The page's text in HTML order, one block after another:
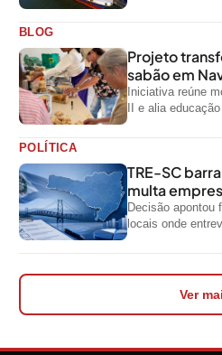
BLOG
Projeto
sabão em
Iniciativa reúne
II e alia
POLÍTICA
TRE-SC
multa
Decisão apontou
locais onde
Ver